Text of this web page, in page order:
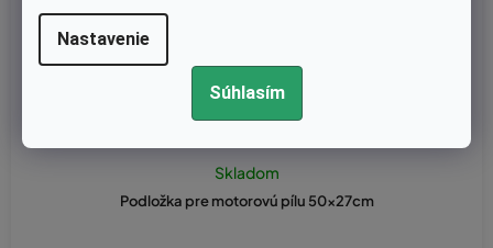
Nastavenie
Súhlasím
Podložka pre motorovú pílu 50x27cm
Skladom